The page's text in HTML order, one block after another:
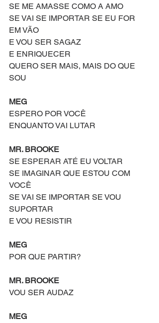
SE ME AMASSE COMO A AMO
SE VAI SE IMPORTAR SE EU FOR
EM VÃO
E VOU SER SAGAZ
E ENRIQUECER
QUERO SER MAIS, MAIS DO QUE
SOU
MEG
ESPERO POR VOCÊ
ENQUANTO VAI LUTAR
MR. BROOKE
SE ESPERAR ATÉ EU VOLTAR
SE IMAGINAR QUE ESTOU COM
VOCÊ
SE VAI SE IMPORTAR SE VOU
SUPORTAR
E VOU RESISTIR
MEG
POR QUE PARTIR?
MR. BROOKE
VOU SER AUDAZ
MEG